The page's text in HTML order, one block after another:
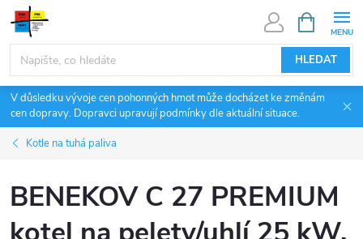
Přejít
obsah
HLEDAT
NÁKUPNÍ
KOŠÍK
V důsledku vývoje cen pohonných hmot může docházet ke změnám
cen dopravy. Dopravci upravují podmínky dle aktuální situace.
Kotle na tuhá paliva
BENEKOV C 27 PREMIUM